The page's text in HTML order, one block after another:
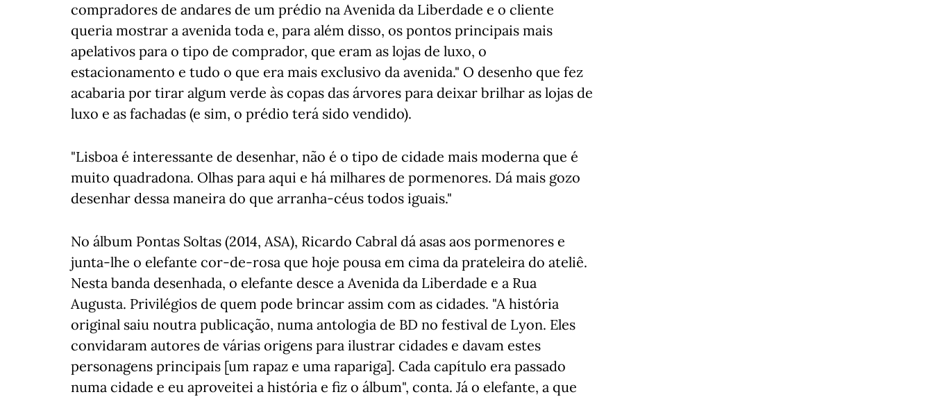
compradores de andares de um prédio na Avenida da Liberdade e o cliente
queria mostrar a avenida toda e, para além disso, os pontos principais mais
apelativos para o tipo de comprador, que eram as lojas de luxo, o
estacionamento e tudo o que era mais exclusivo da avenida." O desenho que fez
acabaria por tirar algum verde às copas das árvores para deixar brilhar as lojas de
luxo e as fachadas (e sim, o prédio terá sido vendido).
"Lisboa é interessante de desenhar, não é o tipo de cidade mais moderna que é
muito quadradona. Olhas para aqui e há milhares de pormenores. Dá mais gozo
desenhar dessa maneira do que arranha-céus todos iguais."
No álbum Pontas Soltas (2014, ASA), Ricardo Cabral dá asas aos pormenores e
junta-lhe o elefante cor-de-rosa que hoje pousa em cima da prateleira do ateliê.
Nesta banda desenhada, o elefante desce a Avenida da Liberdade e a Rua
Augusta. Privilégios de quem pode brincar assim com as cidades. "A história
original saiu noutra publicação, numa antologia de BD no festival de Lyon. Eles
convidaram autores de várias origens para ilustrar cidades e davam estes
personagens principais [um rapaz e uma rapariga]. Cada capítulo era passado
numa cidade e eu aproveitei a história e fiz o álbum", conta. Já o elefante, a que